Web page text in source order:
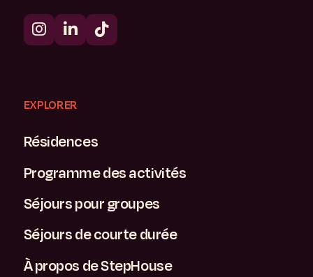
EXPLORER
Résidences
Programme des activités
Séjours pour groupes
Séjours de courte durée
À propos de StepHouse